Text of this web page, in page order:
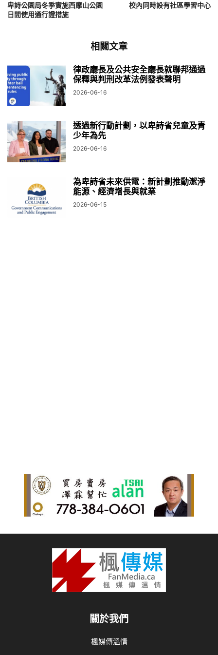
卑詩公園局冬季實施西摩山公園
日間使用通行證措施
校內同時設有社區學習中心
相關文章
律政廳長及公共安全廳長就聯邦通過
保釋與判刑改革法例發表聲明
2026-06-16
透過新行動計劃，以卑詩省兒童及青
少年為先
2026-06-16
為卑詩省未來供電：新計劃推動潔淨
能源、經濟增長與就業
2026-06-15
關於我們
楓媒傳溫情